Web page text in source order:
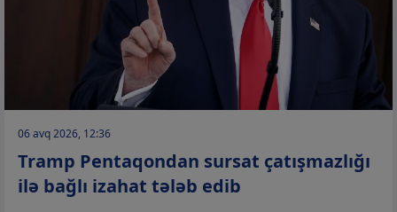
06 avq 2026, 12:36
Tramp Pentaqondan sursat çatışmazlığı
ilə bağlı izahat tələb edib